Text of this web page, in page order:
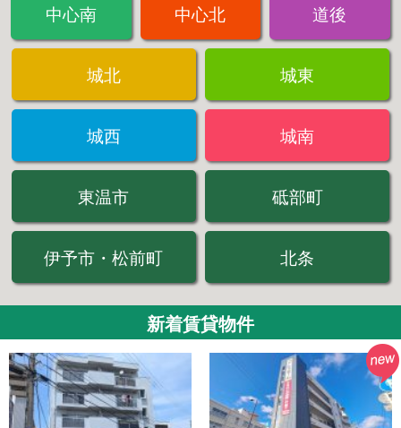
中心南 中心北 道後
城北 城東
城西 城南
東温市 砥部町
伊予市・松前町 北条
新着賃貸物件